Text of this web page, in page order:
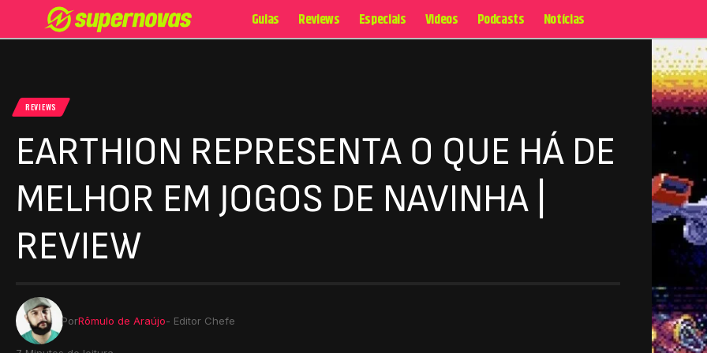
Guias Reviews Especiais Videos Podcasts Notícias
REVIEWS
EARTHION REPRESENTA O QUE HÁ DE
MELHOR EM JOGOS DE NAVINHA |
REVIEW
PorRômulo de Araújo- Editor Chefe